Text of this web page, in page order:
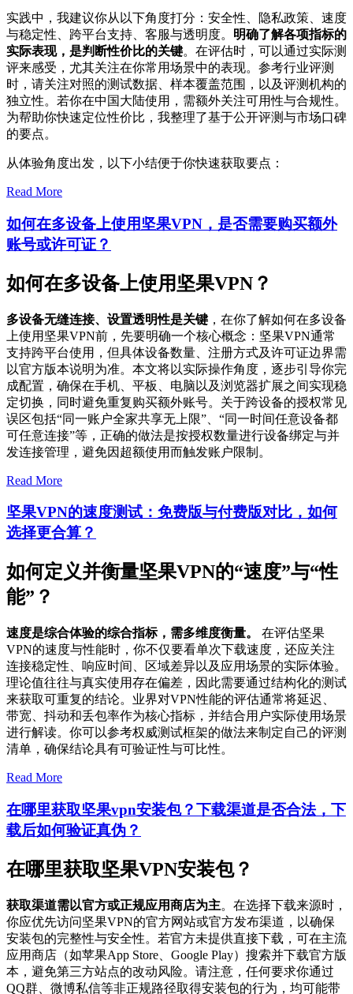
实践中，我建议你从以下角度打分：安全性、隐私政策、速度
与稳定性、跨平台支持、客服与透明度。 明确了解各项指标的
实际表现，是判断性价比的关键。在评估时，可以通过实际测
评来感受，尤其关注在你常用场景中的表现。参考行业评测
时，请关注对照的测试数据、样本覆盖范围，以及评测机构的
独立性。若你在中国大陆使用，需额外关注可用性与合规性。
为帮助你快速定位性价比，我整理了基于公开评测与市场口碑
的要点。
从体验角度出发，以下小结便于你快速获取要点：
Read More
如何在多设备上使用坚果VPN，是否需要购买额外
账号或许可证？
如何在多设备上使用坚果VPN？
多设备无缝连接、设置透明性是关键 ，在你了解如何在多设备
上使用坚果VPN前，先要明确一个核心概念：坚果VPN通常
支持跨平台使用，但具体设备数量、注册方式及许可证边界需
以官方版本说明为准。本文将以实际操作角度，逐步引导你完
成配置，确保在手机、平板、电脑以及浏览器扩展之间实现稳
定切换，同时避免重复购买额外账号。关于跨设备的授权常见
误区包括“同一账户全家共享无上限”、“同一时间任意设备都
可任意连接”等，正确的做法是按授权数量进行设备绑定与并
发连接管理，避免因超额使用而触发账户限制。
Read More
坚果VPN的速度测试：免费版与付费版对比，如何
选择更合算？
如何定义并衡量坚果VPN的“速度”与“性
能”？
速度是综合体验的综合指标，需多维度衡量。
在评估坚果
VPN的速度与性能时，你不仅要看单次下载速度，还应关注
连接稳定性、响应时间、区域差异以及应用场景的实际体验。
理论值往往与真实使用存在偏差，因此需要通过结构化的测试
来获取可重复的结论。业界对VPN性能的评估通常将延迟、
带宽、抖动和丢包率作为核心指标，并结合用户实际使用场景
进行解读。你可以参考权威测试框架的做法来制定自己的评测
清单，确保结论具有可验证性与可比性。
Read More
在哪里获取坚果vpn安装包？下载渠道是否合法，下
载后如何验证真伪？
在哪里获取坚果VPN安装包？
获取渠道需以官方或正规应用商店为主。在选择下载来源时，
你应优先访问坚果VPN的官方网站或官方发布渠道，以确保
安装包的完整性与安全性。若官方未提供直接下载，可在主流
应用商店（如苹果App Store、Google Play）搜索并下载官方版
本，避免第三方站点的改动风险。请注意，任何要求你通过
QQ群、微博私信等非正规路径取得安装包的行为，均可能带